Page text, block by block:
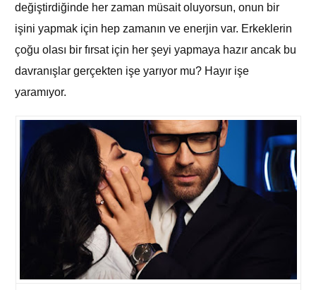
değiştirdiğinde her zaman müsait oluyorsun, onun bir
işini yapmak için hep zamanın ve enerjin var. Erkeklerin
çoğu olası bir fırsat için her şeyi yapmaya hazır ancak bu
davranışlar gerçekten işe yarıyor mu? Hayır işe
yaramıyor.